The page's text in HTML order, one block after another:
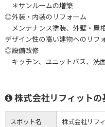
＊サンルームの増築
◎外装・内装のリフォーム
メンテナンス塗装、外壁・屋
デザイン性の高い建物へのリフ
◎設備改修
キッチン、ユニットバス、洗
株式会社リフィットの
スポット名 株式会社リフ